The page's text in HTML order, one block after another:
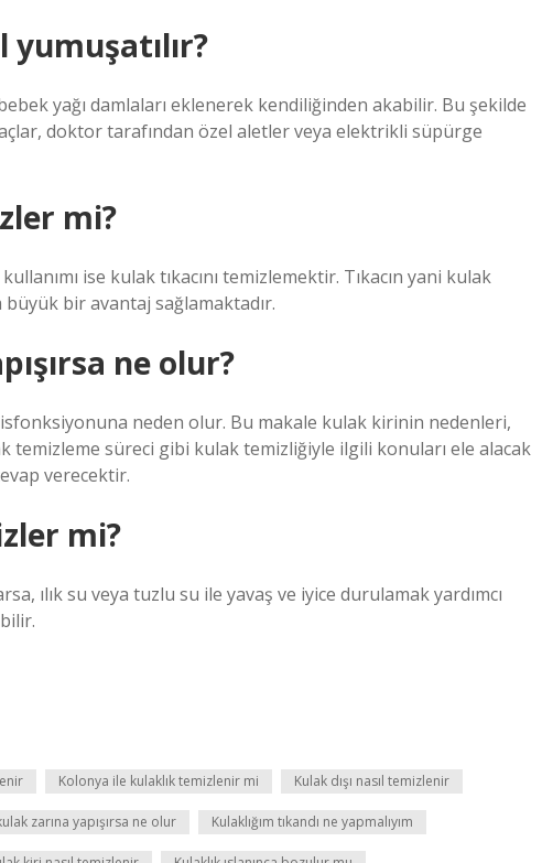
yağı damlaları eklenerek kendiliğinden akabilir. Bu şekilde
doktor tarafından özel aletler veya elektrikli süpürge
mi?
ise kulak tıkacını temizlemektir. Tıkacın yani kulak
bir avantaj sağlamaktadır.
ne olur?
neden olur. Bu makale kulak kirinin nedenleri,
temizleme süreci gibi kulak temizliğiyle ilgili konuları ele alacak
verecektir.
mi?
ılık su veya tuzlu su ile yavaş ve iyice durulamak yardımcı
Kolonya ile kulaklık temizlenir mi Kulak dışı nasıl temizlenir
zarına yapışırsa ne olur Kulaklığım tıkandı ne yapmalıyım